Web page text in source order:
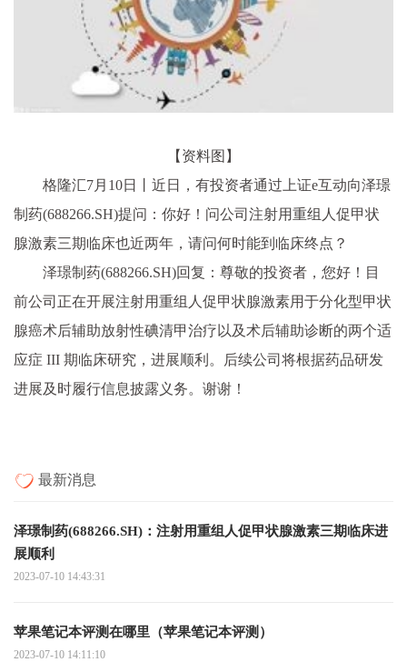
【资料图】
格隆汇7月10日丨近日，有投资者通过上证e互动向泽璟
制药(688266.SH)提问：你好！问公司注射用重组人促甲状
腺激素三期临床也近两年，请问何时能到临床终点？
泽璟制药(688266.SH)回复：尊敬的投资者，您好！目
前公司正在开展注射用重组人促甲状腺激素用于分化型甲状
腺癌术后辅助放射性碘清甲治疗以及术后辅助诊断的两个适
应症 III 期临床研究，进展顺利。后续公司将根据药品研发
进展及时履行信息披露义务。谢谢！
最新消息
泽璟制药(688266.SH)：注射用重组人促甲状腺激素三期临床进
展顺利
2023-07-10 14:43:31
苹果笔记本评测在哪里（苹果笔记本评测）
2023-07-10 14:11:10